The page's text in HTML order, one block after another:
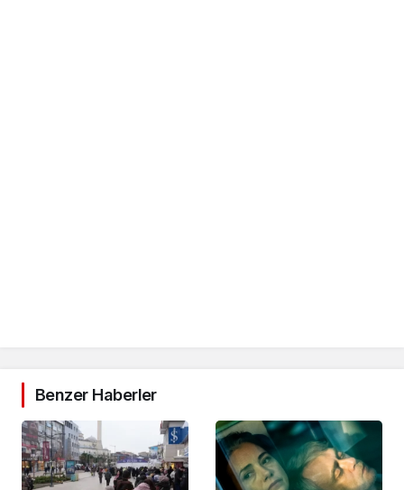
Benzer Haberler